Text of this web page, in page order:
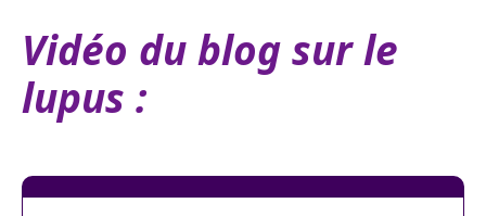
Vidéo du blog sur le
lupus :